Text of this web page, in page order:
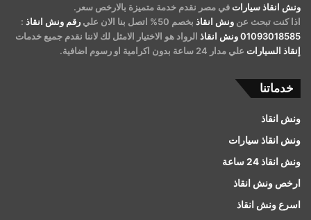
ونش انقاذ سيارات في مصر نقدم خدمة متميزة بالارخص سعر.
اذا كنت تبحث عن ونش انقاذ بخصم 50% اتصل بنا الان علي رقم ونش انقاذ :
01093018585ونش انقاذ الرواد هو الاختيار الامثل لك لاننا نقدم جميع خدمات
إنقاذ السيارات علي مدار 24 ساعة بدون اكرامية او رسوم اضافية.
خدماتنا
ونش انقاذ
ونش انقاذ سيارات
ونش انقاذ 24 ساعة
ارخص ونش انقاذ
اسرع ونش انقاذ